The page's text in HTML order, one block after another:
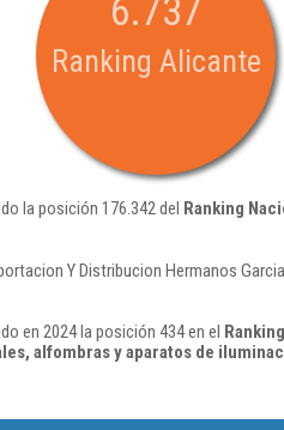
6.737
Ranking Alicante
la posición 176.342 del Ranking
Y Distribucion Hermanos
en 2024 la posición 434 en el
alfombras y aparatos de